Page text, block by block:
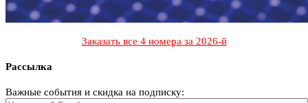
Заказать все 4 номера за 2026-й
Рассылка
Важные события и скидка на подписку: